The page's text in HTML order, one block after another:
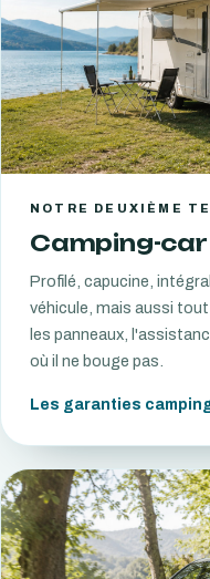
NOTRE DEUXIÈME
Camping-
Profilé, capucine,
véhicule, mais aussi
les panneaux,
où il ne bouge pas.
Les garanties